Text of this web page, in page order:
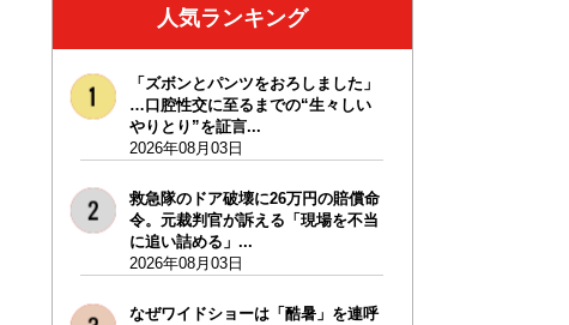
人気ランキング
「ズボンとパンツをおろしました」
…口腔性交に至るまでの“生々しい
やりとり”を証言...
2026年08月03日
救急隊のドア破壊に26万円の賠償命
令。元裁判官が訴える「現場を不当
に追い詰める」...
2026年08月03日
なぜワイドショーは「酷暑」を連呼